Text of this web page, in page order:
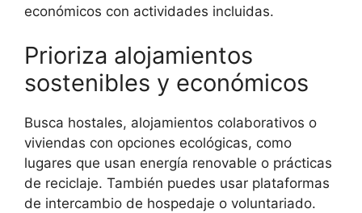
económicos con actividades incluidas.
Prioriza alojamientos
sostenibles y económicos
Busca hostales, alojamientos colaborativos o
viviendas con opciones ecológicas, como
lugares que usan energía renovable o prácticas
de reciclaje. También puedes usar plataformas
de intercambio de hospedaje o voluntariado.